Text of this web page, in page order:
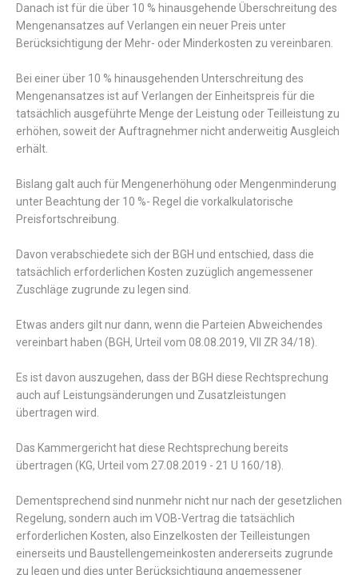
Danach ist für die über 10 % hinausgehende Überschreitung des
Mengenansatzes auf Verlangen ein neuer Preis unter
Berücksichtigung der Mehr- oder Minderkosten zu vereinbaren.
Bei einer über 10 % hinausgehenden Unterschreitung des
Mengenansatzes ist auf Verlangen der Einheitspreis für die
tatsächlich ausgeführte Menge der Leistung oder Teilleistung zu
erhöhen, soweit der Auftragnehmer nicht anderweitig Ausgleich
erhält.
Bislang galt auch für Mengenerhöhung oder Mengenminderung
unter Beachtung der 10 %- Regel die vorkalkulatorische
Preisfortschreibung.
Davon verabschiedete sich der BGH und entschied, dass die
tatsächlich erforderlichen Kosten zuzüglich angemessener
Zuschläge zugrunde zu legen sind.
Etwas anders gilt nur dann, wenn die Parteien Abweichendes
vereinbart haben (BGH, Urteil vom 08.08.2019, VII ZR 34/18).
Es ist davon auszugehen, dass der BGH diese Rechtsprechung
auch auf Leistungsänderungen und Zusatzleistungen
übertragen wird.
Das Kammergericht hat diese Rechtsprechung bereits
übertragen (KG, Urteil vom 27.08.2019 - 21 U 160/18).
Dementsprechend sind nunmehr nicht nur nach der gesetzlichen
Regelung, sondern auch im VOB-Vertrag die tatsächlich
erforderlichen Kosten, also Einzelkosten der Teilleistungen
einerseits und Baustellengemeinkosten andererseits zugrunde
zu legen und dies unter Berücksichtigung angemessener